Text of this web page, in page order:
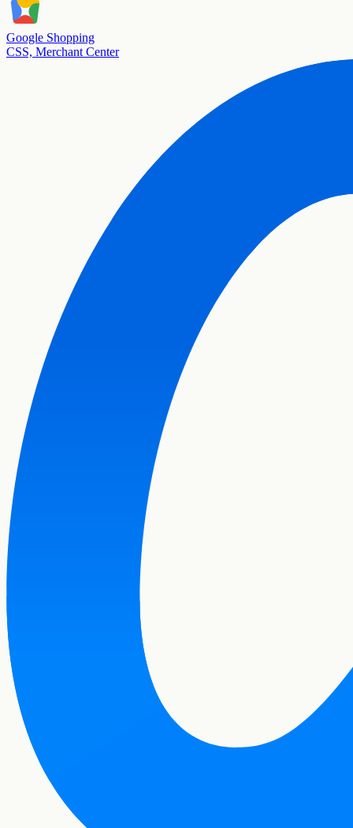
Google Shopping
CSS, Merchant Center